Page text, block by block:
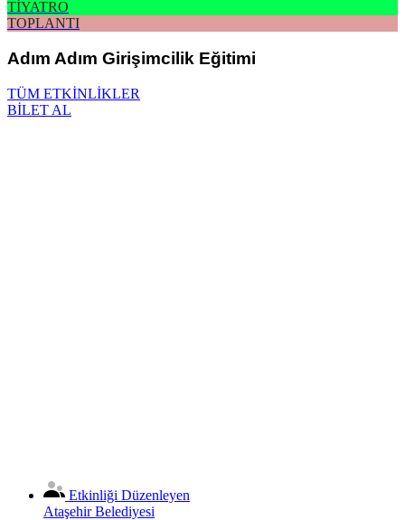
TİYATRO
TOPLANTI
Adım Adım Girişimcilik Eğitimi
TÜM ETKİNLİKLER
BİLET AL
Etkinliği Düzenleyen
Ataşehir Belediyesi